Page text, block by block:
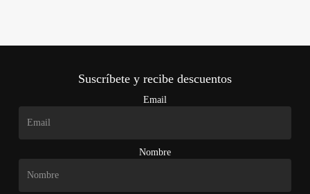
Suscríbete y recibe descuentos
Email
Nombre